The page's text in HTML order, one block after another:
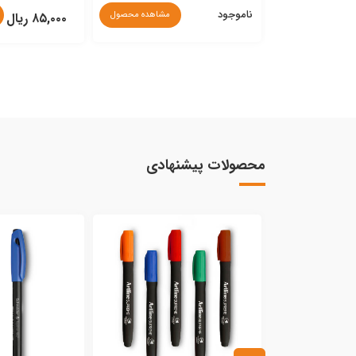
ناموجود مشاهده محصول ۸۵,۰۰۰ ریال
محصولات پیشنهادی